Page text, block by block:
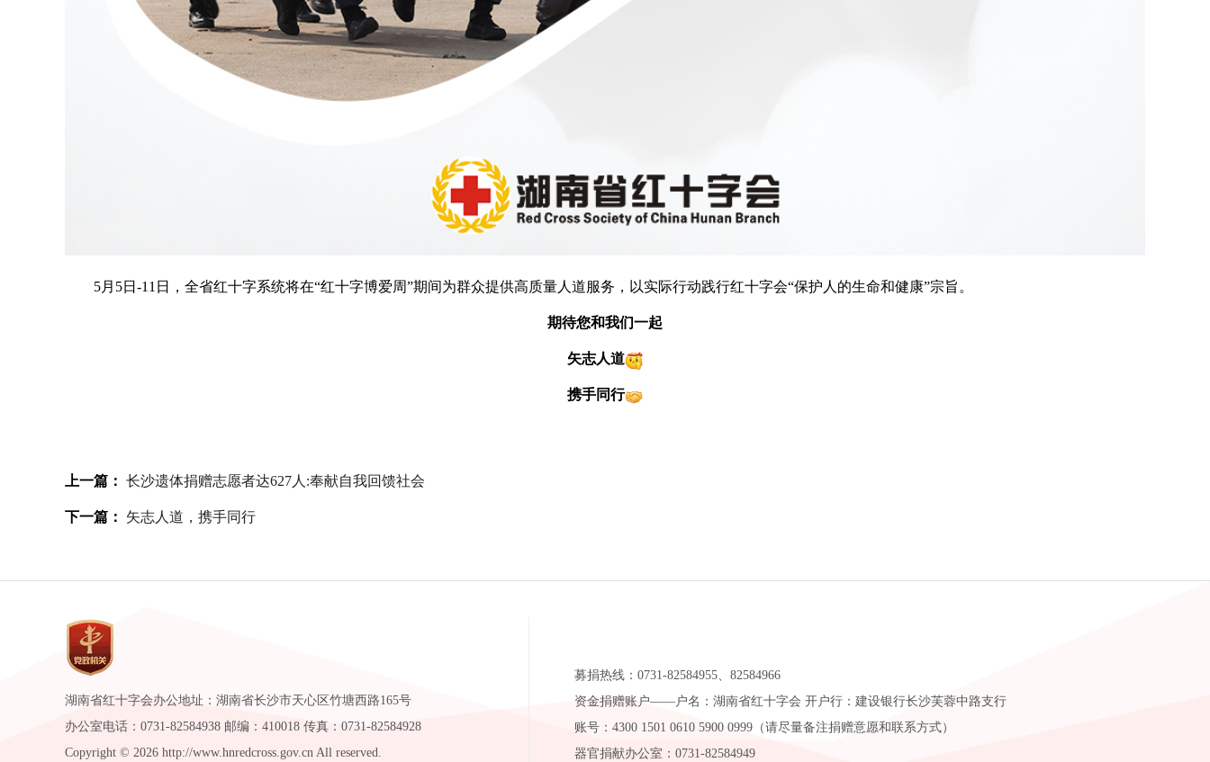
5月5日-11日，全省红十字系统将在“红十字博爱周”期间为群众提供高质量人道服务，以实际行动践行红十字会“保护人的生命和健康”宗旨。
期待您和我们一起
矢志人道
携手同行
上一篇： 长沙遗体捐赠志愿者达627人:奉献自我回馈社会
下一篇： 矢志人道，携手同行
湖南省红十字会办公地址：湖南省长沙市天心区竹塘西路165号
办公室电话：0731-82584938 邮编：410018 传真：0731-82584928
Copyright © 2026 http://www.hnredcross.gov.cn All reserved.
募捐热线：0731-82584955、82584966
资金捐赠账户——户名：湖南省红十字会 开户行：建设银行长沙芙蓉中路支行
账号：4300 1501 0610 5900 0999（请尽量备注捐赠意愿和联系方式）
器官捐献办公室：0731-82584949